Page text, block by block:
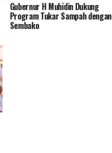
Gubernur H Muhidin Dukung
Program Tukar Sampah dengan
Sembako